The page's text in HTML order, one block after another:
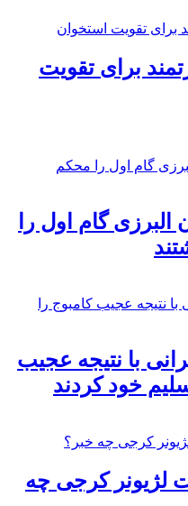
برای تقویت
البرزی گام اول را
با نتیجه عجیب
خود کردند
لژیونر کرجی چه